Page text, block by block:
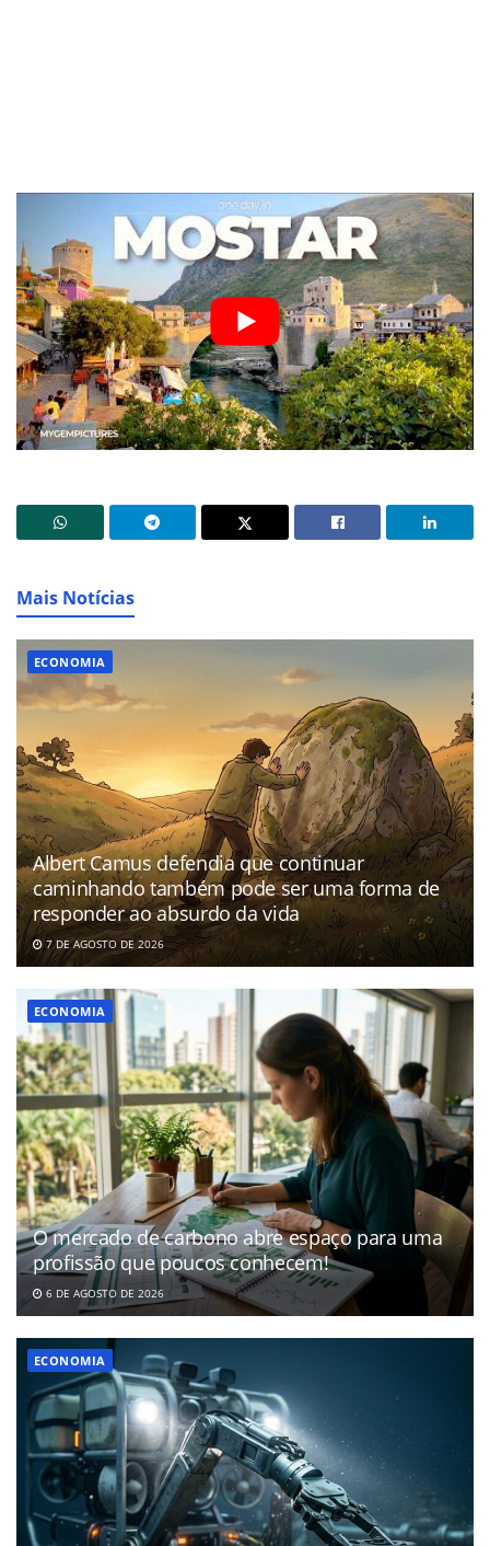
Mais Notícias
ECONOMIA
Albert Camus defendia que continuar
caminhando também pode ser uma forma de
responder ao absurdo da vida
7 DE AGOSTO DE 2026
ECONOMIA
O mercado de carbono abre espaço para uma
profissão que poucos conhecem!
6 DE AGOSTO DE 2026
ECONOMIA